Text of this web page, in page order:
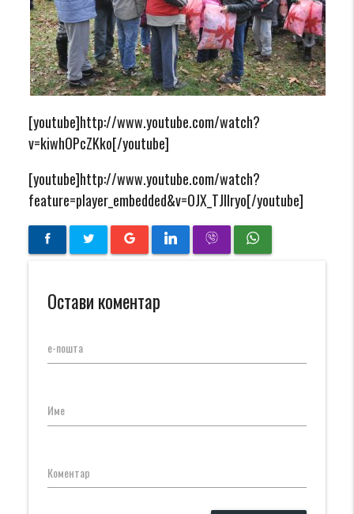
[youtube]http://www.youtube.com/watch?
v=kiwhOPcZKko[/youtube]
[youtube]http://www.youtube.com/watch?
feature=player_embedded&v=OJX_TJIIryo[/youtube]
Остави коментар
е-пошта
Име
Коментар